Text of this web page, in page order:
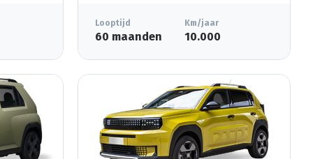
Looptijd
60 maanden
Km/jaar
10.000